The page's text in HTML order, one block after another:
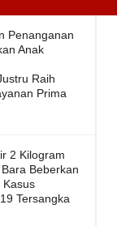
Penanganan
Anak
Raih
Prima
2 Kilogram
Beberkan
Kasus
Tersangka